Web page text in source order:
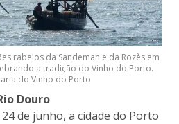
rabelos da Sandeman e da Rozès em
a tradição do Vinho do Porto.
do Vinho do Porto
Douro
de junho, a cidade do Porto